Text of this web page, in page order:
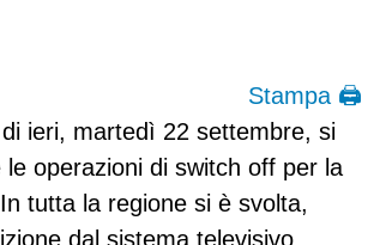
Stampa 🖨
ieri, martedì 22 settembre, si
le operazioni di switch off per la
tutta la regione si è svolta,
dal sistema televisivo